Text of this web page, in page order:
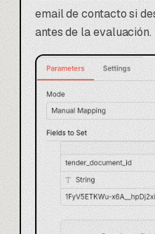
email de contacto si
antes de la evaluación.